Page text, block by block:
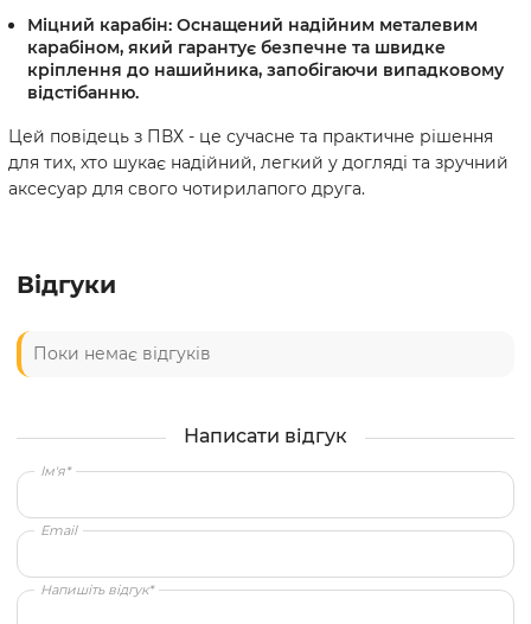
Міцний карабін: Оснащений надійним металевим
карабіном, який гарантує безпечне та швидке
кріплення до нашийника, запобігаючи випадковому
відстібанню.
Цей повідець з ПВХ - це сучасне та практичне рішення
для тих, хто шукає надійний, легкий у догляді та зручний
аксесуар для свого чотирилапого друга.
Відгуки
Поки немає відгуків
Написати відгук
Ім'я*
Email
Напишіть відгук*